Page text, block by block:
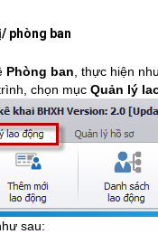
phòng ban
Phòng ban , thực hiện
chọn mục Quản lý
sau: